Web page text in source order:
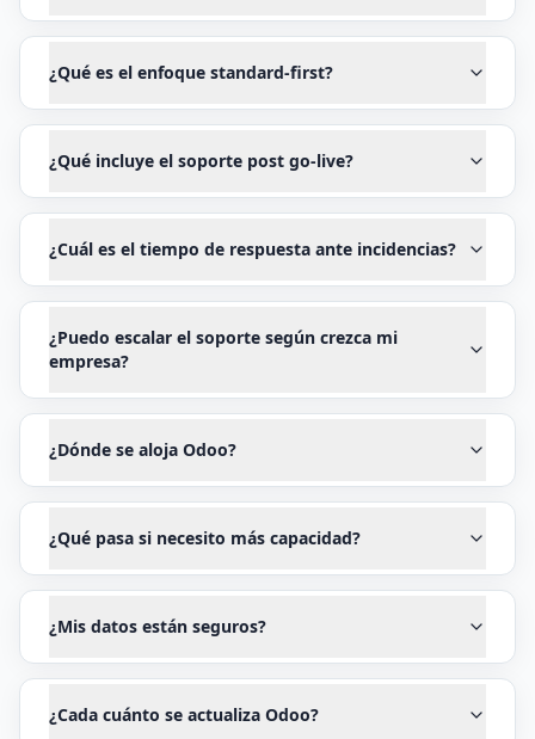
¿Qué es el enfoque standard-first?
¿Qué incluye el soporte post go-live?
¿Cuál es el tiempo de respuesta ante incidencias?
¿Puedo escalar el soporte según crezca mi
empresa?
¿Dónde se aloja Odoo?
¿Qué pasa si necesito más capacidad?
¿Mis datos están seguros?
¿Cada cuánto se actualiza Odoo?